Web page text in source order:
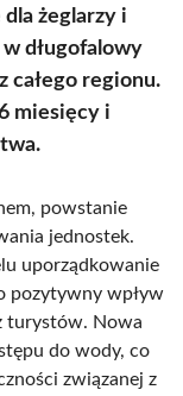
żeglarzy i
długofalowy
regionu.
miesięcy i
powstanie
jednostek.
uporządkowanie
pozytywny wpływ
turystów. Nowa
do wody, co
związanej z